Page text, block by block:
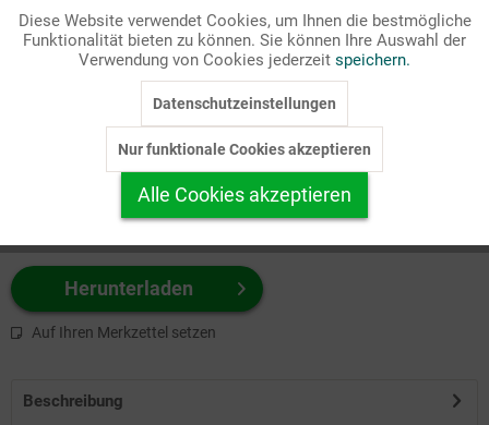
Passende Stichworte
Bibel, Katechese
zuerst Ihr Produktformat aus.
z.B. Farbe-Grafik, Schwarz-Weiß-Grafik, mit/ohne Text ...
Herunterladen
Auf Ihren Merkzettel setzen
Beschreibung
Marketing Inaktiv
Personalisierung Inaktiv
Service
Diese Website verwendet Cookies, um Ihnen die bestmögliche
Funktionalität bieten zu können. Sie können Ihre Auswahl der
Verwendung von Cookies jederzeit speichern.
Datenschutzeinstellungen
Nur funktionale Cookies akzeptieren
Alle Cookies akzeptieren